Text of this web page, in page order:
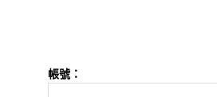
帳號：